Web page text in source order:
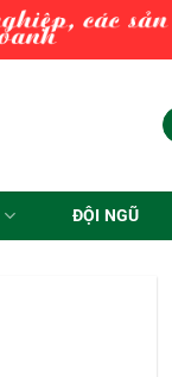
ĐỘI NGŨ